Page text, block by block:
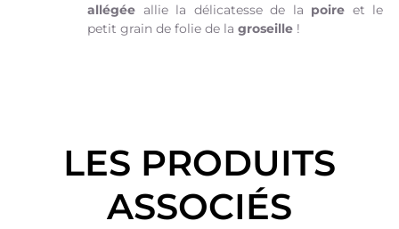
allégée allie la délicatesse de la poire et le
petit grain de folie de la groseille !
LES PRODUITS
ASSOCIÉS